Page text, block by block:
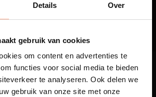
Details Over
gebruik van cookies
om content en advertenties te
functies voor social media te bieden
te analyseren. Ook delen we
gebruik van onze site met onze